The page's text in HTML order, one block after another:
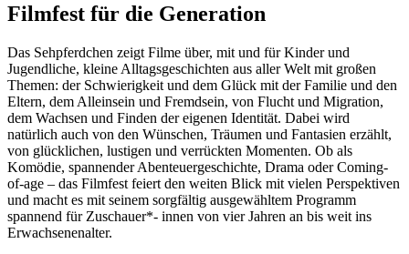
Filmfest für die Generation
Das Sehpferdchen zeigt Filme über, mit und für Kinder und
Jugendliche, kleine Alltagsgeschichten aus aller Welt mit großen
Themen: der Schwierigkeit und dem Glück mit der Familie und den
Eltern, dem Alleinsein und Fremdsein, von Flucht und Migration,
dem Wachsen und Finden der eigenen Identität. Dabei wird
natürlich auch von den Wünschen, Träumen und Fantasien erzählt,
von glücklichen, lustigen und verrückten Momenten. Ob als
Komödie, spannender Abenteuergeschichte, Drama oder Coming-
of-age – das Filmfest feiert den weiten Blick mit vielen Perspektiven
und macht es mit seinem sorgfältig ausgewähltem Programm
spannend für Zuschauer*- innen von vier Jahren an bis weit ins
Erwachsenenalter.